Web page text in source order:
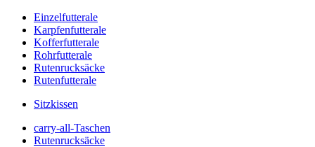
Einzelfutterale
Karpfenfutterale
Kofferfutterale
Rohrfutterale
Rutenrucksäcke
Rutenfutterale
Sitzkissen
carry-all-Taschen
Rutenrucksäcke